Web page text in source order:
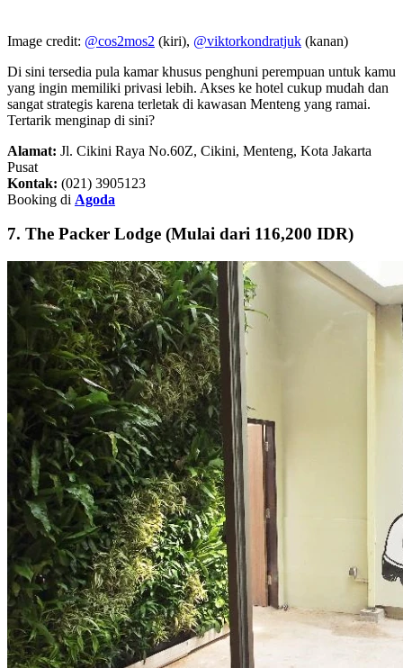
Image credit: @cos2mos2 (kiri), @viktorkondratjuk (kanan)
Di sini tersedia pula kamar khusus penghuni perempuan untuk kamu
yang ingin memiliki privasi lebih. Akses ke hotel cukup mudah dan
sangat strategis karena terletak di kawasan Menteng yang ramai.
Tertarik menginap di sini?
Alamat: Jl. Cikini Raya No.60Z, Cikini, Menteng, Kota Jakarta
Pusat
Kontak: (021) 3905123
Booking di Agoda
7. The Packer Lodge (Mulai dari 116,200 IDR)